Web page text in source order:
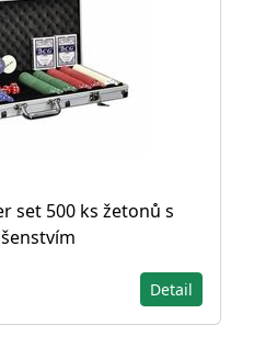
set 500 ks žetonů s
Detail